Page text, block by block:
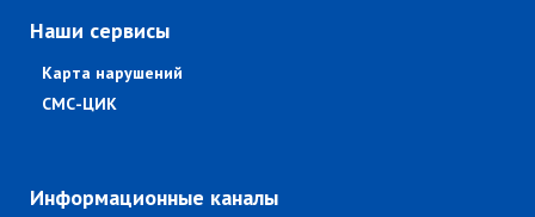
Наши сервисы
Карта нарушений
СМС-ЦИК
Информационные каналы